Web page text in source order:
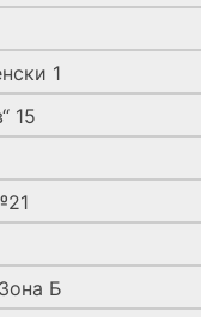
1
15
Б